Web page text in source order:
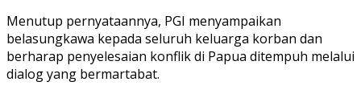
Menutup pernyataannya, PGI menyampaikan
belasungkawa kepada seluruh keluarga korban dan
berharap penyelesaian konflik di Papua ditempuh melalui
dialog yang bermartabat.